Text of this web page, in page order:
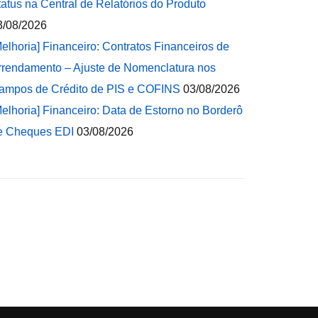
na Central de Relatórios do Produto
08/2026
Financeiro: Contratos Financeiros de
– Ajuste de Nomenclatura nos
de Crédito de PIS e COFINS 03/08/2026
Financeiro: Data de Estorno no Borderô
Cheques EDI 03/08/2026